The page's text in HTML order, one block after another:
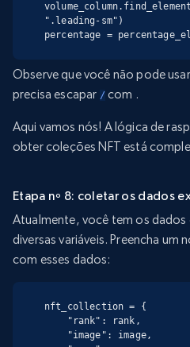
".leading-sm")
percentage =
Observe que você não pode usar
precisa escapar /com .
Aqui vamos nós! A lógica de
obter coleções NFT está
Etapa nº 8: coletar os dados
Atualmente, você tem os
diversas variáveis. Preencha
com esses dados:
nft_collection = {